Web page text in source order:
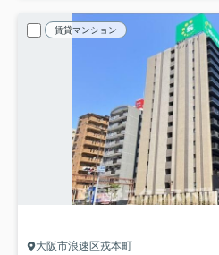
賃貸マンション
大阪市浪速区戎本町